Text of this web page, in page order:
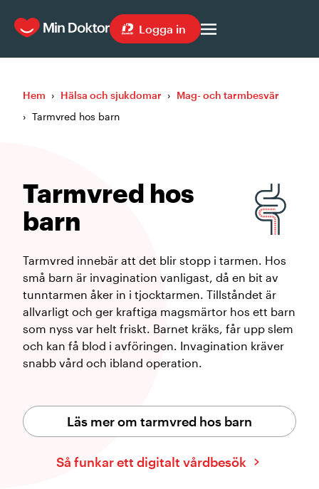
Logga in
Hem › Hälsa och sjukdomar › Mag- och tarmbesvär
› Tarmvred hos barn
Tarmvred hos
barn
Tarmvred innebär att det blir stopp i tarmen. Hos
små barn är invagination vanligast, då en bit av
tunntarmen åker in i tjocktarmen. Tillståndet är
allvarligt och ger kraftiga magsmärtor hos ett barn
som nyss var helt friskt. Barnet kräks, får upp slem
och kan få blod i avföringen. Invagination kräver
snabb vård och ibland operation.
Läs mer om tarmvred hos barn
Så funkar ett digitalt vårdbesök